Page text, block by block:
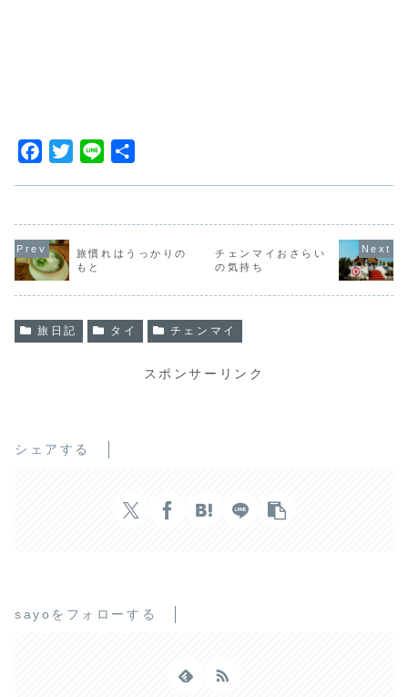
F
e
b
o
o
k
T
t
t
e
r
e
旅慣れはうっかりの
もと
チェンマイおさらい
の気持ち
旅日記 タイ チェンマイ
スポンサーリンク
シェアする
sayoをフォローする